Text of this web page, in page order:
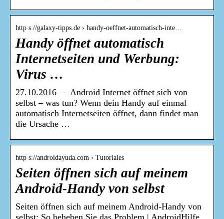
http s://galaxy-tipps.de › handy-oeffnet-automatisch-inte…
Handy öffnet automatisch
Internetseiten und Werbung:
Virus …
27.10.2016 — Android Internet öffnet sich von
selbst – was tun? Wenn dein Handy auf einmal
automatisch Internetseiten öffnet, dann findet man
die Ursache …
http s://androidayuda.com › Tutoriales
Seiten öffnen sich auf meinem
Android-Handy von selbst
Seiten öffnen sich auf meinem Android-Handy von